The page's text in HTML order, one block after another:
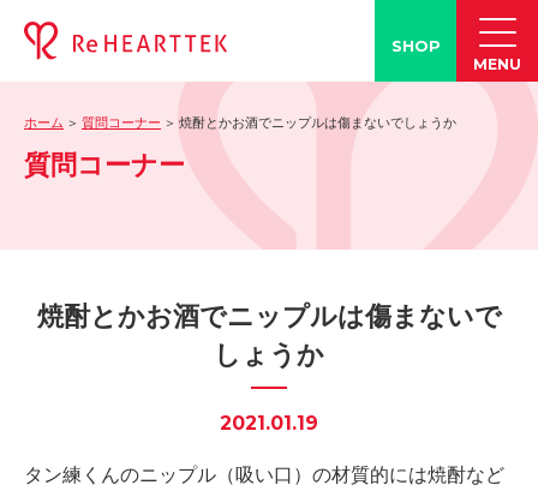
-ブログ
-学会発表情報
-メディア紹介事例
SHOP
MENU
ホーム 質問コーナー 焼酎とかお酒でニップルは傷まないでしょうか
質問コーナー
焼酎とかお酒でニップルは傷まないで
しょうか
2021.01.19
タン練くんのニップル（吸い口）の材質的には焼酎など